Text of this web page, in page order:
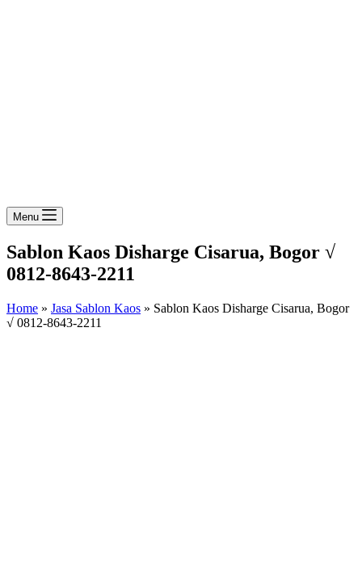
Menu
Sablon Kaos Disharge Cisarua, Bogor √
0812-8643-2211
Home » Jasa Sablon Kaos » Sablon Kaos Disharge Cisarua, Bogor
√ 0812-8643-2211